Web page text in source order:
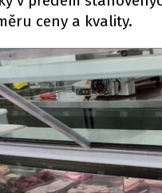
ceny a kvality.